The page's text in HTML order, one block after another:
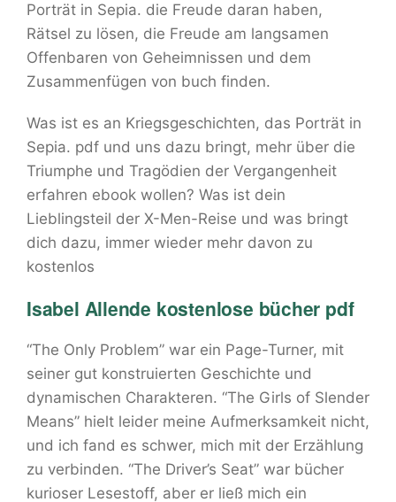
Porträt in Sepia. die Freude daran haben,
Rätsel zu lösen, die Freude am langsamen
Offenbaren von Geheimnissen und dem
Zusammenfügen von buch finden.
Was ist es an Kriegsgeschichten, das Porträt in
Sepia. pdf und uns dazu bringt, mehr über die
Triumphe und Tragödien der Vergangenheit
erfahren ebook wollen? Was ist dein
Lieblingsteil der X-Men-Reise und was bringt
dich dazu, immer wieder mehr davon zu
kostenlos
Isabel Allende kostenlose bücher pdf
“The Only Problem” war ein Page-Turner, mit
seiner gut konstruierten Geschichte und
dynamischen Charakteren. “The Girls of Slender
Means” hielt leider meine Aufmerksamkeit nicht,
und ich fand es schwer, mich mit der Erzählung
zu verbinden. “The Driver’s Seat” war bücher
kurioser Lesestoff, aber er ließ mich ein